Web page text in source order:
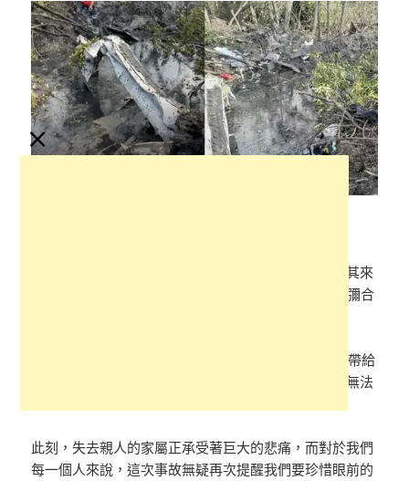
當飛機墜毀的消息曝光，無數人為之哀悼。這場突如其來
的災難，奪去了9條鮮活的生命，帶給了9個家庭無法彌合
尤其是那兩名年僅12歲和13歲的孩子，他們的離去，帶給
人們無限的唏噓與悲傷。面對如此沉重的消息，我們無法
此刻，失去親人的家屬正承受著巨大的悲痛，而對於我們
每一個人來說，這次事故無疑再次提醒我們要珍惜眼前的
×